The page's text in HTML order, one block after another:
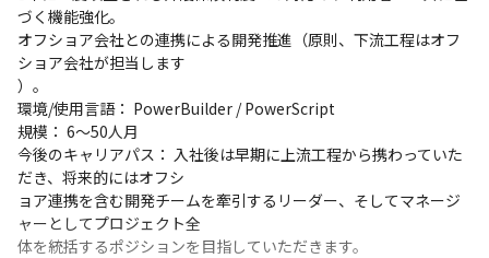
づく機能強化。
オフショア会社との連携による開発推進（原則、下流工程はオフ
ショア会社が担当します
）。
環境/使用言語： PowerBuilder / PowerScript
規模： 6～50人月
今後のキャリアパス： 入社後は早期に上流工程から携わっていた
だき、将来的にはオフシ
ョア連携を含む開発チームを牽引するリーダー、そしてマネージ
ャーとしてプロジェクト全
体を統括するポジションを目指していただきます。